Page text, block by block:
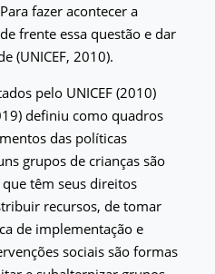
fazer acontecer a
frente essa questão e dar
(UNICEF, 2010).
pelo UNICEF (2010)
definiu como quadros
das políticas
grupos de crianças são
têm seus direitos
recursos, de tomar
de implementação e
sociais são formas